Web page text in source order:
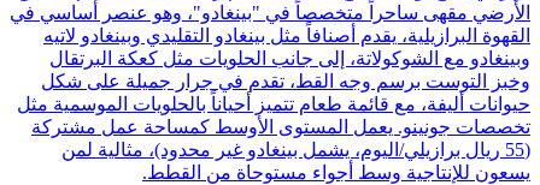
الأرضي مقهى ساحراً متخصصاً في "بينغادو"، وهو عنصر أساسي في
القهوة البرازيلية، يقدم أصنافاً مثل بينغادو التقليدي وبينغادو لاتيه
وبينغادو مع الشوكولاتة، إلى جانب الحلويات مثل كعكة البرتقال
وخبز التوست برسم وجه القط، تقدم في جرار جميلة على شكل
حيوانات أليفة، مع قائمة طعام تتميز أحياناً بالحلويات الموسمية مثل
تخصصات جونينو. يعمل المستوى الأوسط كمساحة عمل مشتركة
(55 ريال برازيلي/اليوم، يشمل بينغادو غير محدود)، مثالية لمن
يسعون للإنتاجية وسط أجواء مستوحاة من القطط.